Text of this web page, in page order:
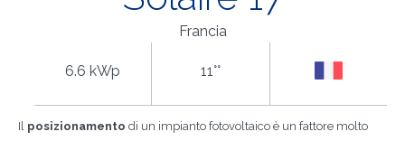
Francia
6.6 kWp 11°°
Il posizionamento di un impianto fotovoltaico è un fattore molto